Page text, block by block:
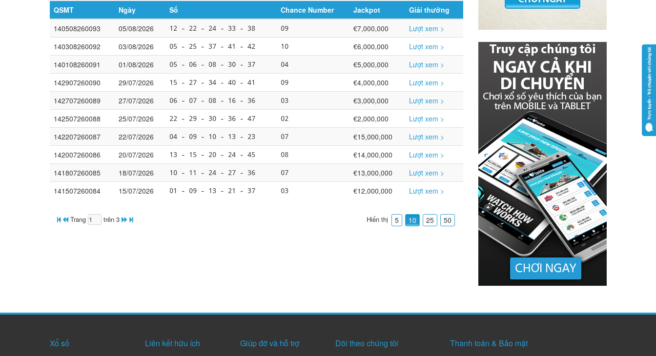
QSMT Ngày Số Chance Number Jackpot
Giải thưởng
140508260093
05/08/2026 12 - 22 - 24 - 33 - 38 09 €7,000,000
Lượt xem >
140308260092
03/08/2026 05 - 25 - 37 - 41 - 42 10 €6,000,000
Lượt xem >
140108260091
01/08/2026 05 - 06 - 08 - 30 - 37 04 €5,000,000
Lượt xem >
142907260090
29/07/2026 15 - 27 - 34 - 40 - 41 09 €4,000,000
Lượt xem >
142707260089
27/07/2026 06 - 07 - 08 - 16 - 36 03 €3,000,000
Lượt xem >
142507260088
25/07/2026 22 - 29 - 30 - 36 - 47 02 €2,000,000
Lượt xem >
142207260087
22/07/2026 04 - 09 - 10 - 13 - 23 07 €15,000,000
Lượt xem >
142007260086
20/07/2026 13 - 15 - 20 - 24 - 45 08 €14,000,000
Lượt xem >
141807260085
18/07/2026 10 - 11 - 24 - 27 - 36 07 €13,000,000
Lượt xem >
141507260084
15/07/2026 01 - 09 - 13 - 21 - 37 03 €12,000,000 Lượt xem >
Trang trên 3 Hiển thị 5 10 25 50
Xổ số Liên kết hữu ích Giúp đỡ và hỗ trợ Dõi theo chúng tôi Thanh toán & Bảo mật